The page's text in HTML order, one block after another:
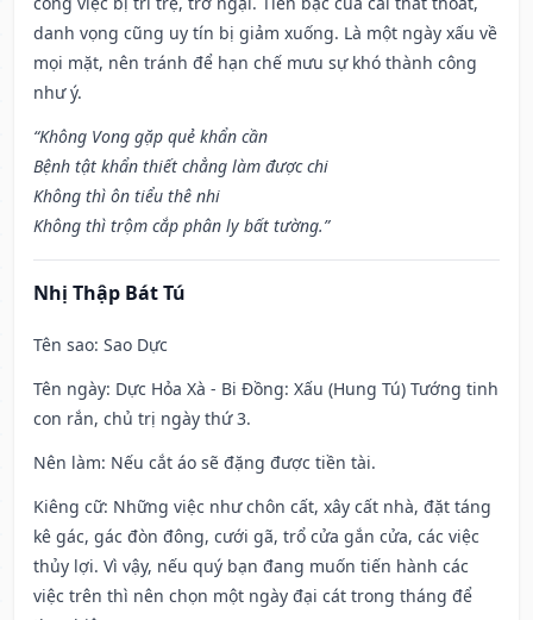
danh vọng cũng uy tín bị giảm xuống. Là một ngày xấu về
mọi mặt, nên tránh để hạn chế mưu sự khó thành công
như ý.
“Không Vong gặp quẻ khẩn cần
Bệnh tật khẩn thiết chẳng làm được chi
Không thì ôn tiểu thê nhi
Không thì trộm cắp phân ly bất tường.”
Nhị Thập Bát Tú
Tên sao: Sao Dực
Tên ngày: Dực Hỏa Xà - Bi Đồng: Xấu (Hung Tú) Tướng tinh
con rắn, chủ trị ngày thứ 3.
Nên làm: Nếu cắt áo sẽ đặng được tiền tài.
Kiêng cữ: Những việc như chôn cất, xây cất nhà, đặt táng
kê gác, gác đòn đông, cưới gã, trổ cửa gắn cửa, các việc
thủy lợi. Vì vậy, nếu quý bạn đang muốn tiến hành các
việc trên thì nên chọn một ngày đại cát trong tháng để